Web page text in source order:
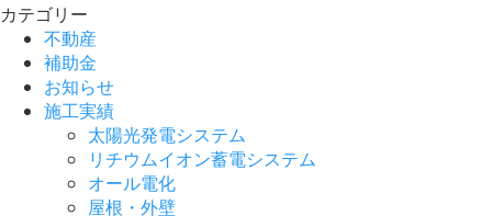
カテゴリー
不動産
補助金
お知らせ
施工実績
太陽光発電システム
リチウムイオン蓄電システム
オール電化
屋根・外壁